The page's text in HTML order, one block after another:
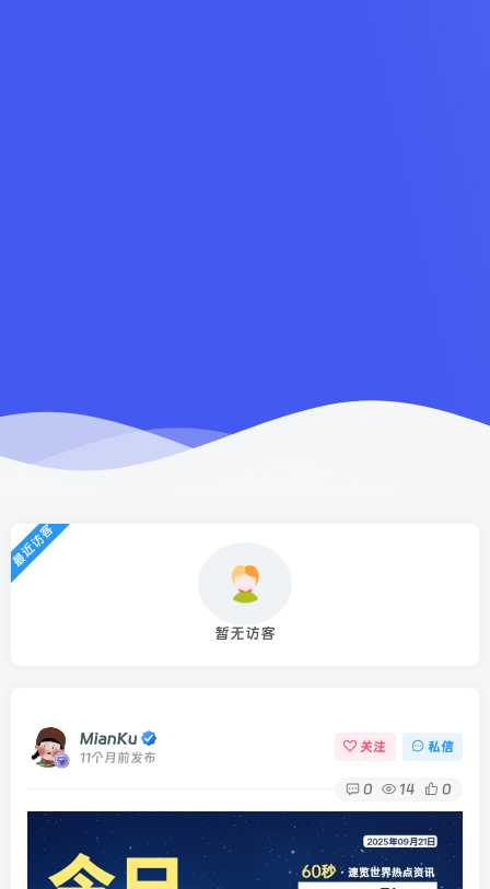
最近访客
暂无访客
MianKu
11个月前发布
关注 私信
0 14 0